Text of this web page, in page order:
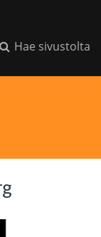
Hae sivustolta